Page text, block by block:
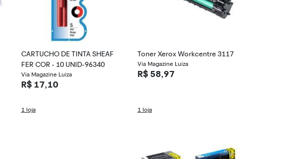
CARTUCHO DE TINTA SHEAF
FER COR - 10 UNID-96340
Via Magazine Luiza
R$ 17,10
1 loja
Toner Xerox Workcentre 3117
Via Magazine Luiza
R$ 58,97
1 loja